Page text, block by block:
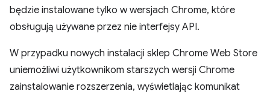
będzie instalowane tylko w wersjach Chrome, które
obsługują używane przez nie interfejsy API.
W przypadku nowych instalacji sklep Chrome Web Store
uniemożliwi użytkownikom starszych wersji Chrome
zainstalowanie rozszerzenia, wyświetlając komunikat